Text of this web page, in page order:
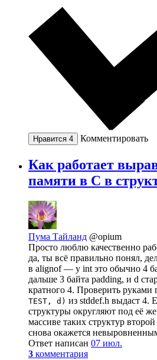
Нравится 4 Комментировать
Как работает
памяти в С в
Пума Тайланд @opium
Просто люблю качественно
да, ты всё правильно понял,
в alignof — у int это обычно 4
дальше 3 байта padding, и d
кратного 4. Проверить руками
TEST, d) из stddef.h выдаст 4.
структуры округляют под её
массиве таких структур
снова окажется
Ответ написан 07 июл.
3 комментария